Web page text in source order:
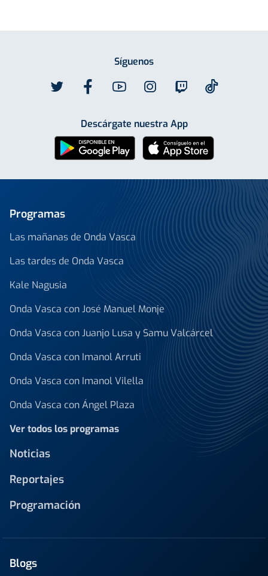
Síguenos
Descárgate nuestra App
Programas
Las mañanas de Onda Vasca
Las tardes de Onda Vasca
Kale Nagusia
Onda Vasca con José Manuel Monje
Onda Vasca con Juanjo Lusa y Samu Valcárcel
Onda Vasca con Imanol Arruti
Onda Vasca con Imanol Vilella
Onda Vasca con Ángel Plaza
Ver todos los programas
Noticias
Reportajes
Programación
Blogs